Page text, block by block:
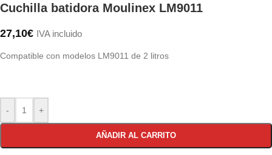
Cuchilla batidora Moulinex LM9011
27,10€ IVA incluido
Compatible con modelos LM9011 de 2 litros
- +
AÑADIR AL CARRITO